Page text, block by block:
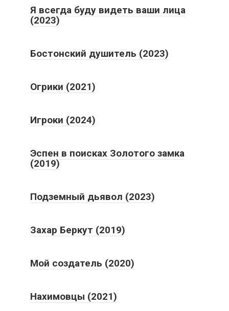
Я всегда буду видеть ваши лица
(2023)
Бостонский душитель (2023)
Огрики (2021)
Игроки (2024)
Эспен в поисках Золотого замка
(2019)
Подземный дьявол (2023)
Захар Беркут (2019)
Мой создатель (2020)
Нахимовцы (2021)